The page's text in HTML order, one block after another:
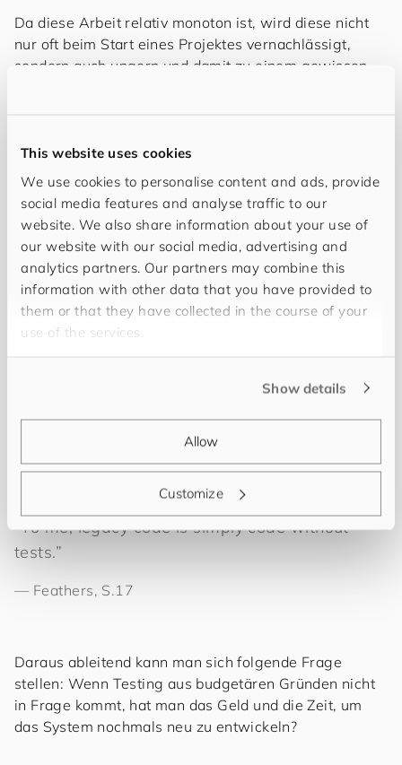
This website uses cookies
We use cookies to personalise content and ads, provide
social media features and analyse traffic to our
website. We also share information about your use of
our website with our social media, advertising and
analytics partners. Our partners may combine this
information with other data that you have provided to
them or that they have collected in the course of your
use of the services.
Show details
Allow
Customize
Da diese Arbeit relativ monoton ist, wird diese nicht
nur oft beim Start eines Projektes vernachlässigt,
sondern auch ungern und damit zu einem gewissen
Projekte ohne Testkonzepte können
teuer werden
Mit der Zeit vervielfachen sich die Anforderungen und
somit die Anzahl der Codezeilen. Kaum eine Person
hat mehr ein ganzheitliches Verständnis des
bestehenden Systems. Daraus folgt: Je länger ein
von ungetesteten Systemen beschäftigt:
“To me, legacy code is simply code without
tests.”
— Feathers, S.17
Daraus ableitend kann man sich folgende Frage
stellen: Wenn Testing aus budgetären Gründen nicht
in Frage kommt, hat man das Geld und die Zeit, um
das System nochmals neu zu entwickeln?